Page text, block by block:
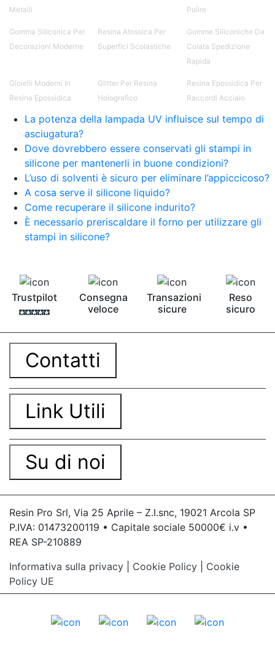
Metalli
Pulire
Gomma Siliconica Per
Decorazioni Moderne
Resina Atossica Per
Superfici Scolastiche
Gomme Siliconiche Da
Colata Spedizione
Rapida
Gioielli Moderni In
Resina Epossidica
Glitter Per Resina
Holografico
Resina Epossidica Per
Raccordi Acciaio
La potenza della lampada UV influisce sul tempo di
asciugatura?
Dove dovrebbero essere conservati gli stampi in
silicone per mantenerli in buone condizioni?
L’uso di solventi è sicuro per eliminare l’appiccicoso?
A cosa serve il silicone liquido?
Come recuperare il silicone indurito?
È necessario preriscaldare il forno per utilizzare gli
stampi in silicone?
Trustpilot
Consegna
veloce
Transazioni
sicure
Reso
sicuro
Contatti
Link Utili
Su di noi
Resin Pro Srl, Via 25 Aprile – Z.I.snc, 19021 Arcola SP
P.IVA: 01473200119 • Capitale sociale 50000€ i.v •
REA SP-210889
Informativa sulla privacy
Cookie Policy
Cookie
Policy UE